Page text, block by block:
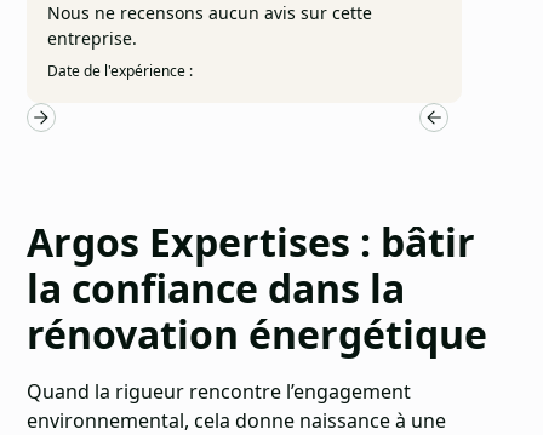
Nous ne recensons aucun avis sur cette
entreprise.
Date de l'expérience :
Argos Expertises : bâtir
la confiance dans la
rénovation énergétique
Quand la rigueur rencontre l’engagement
environnemental, cela donne naissance à une